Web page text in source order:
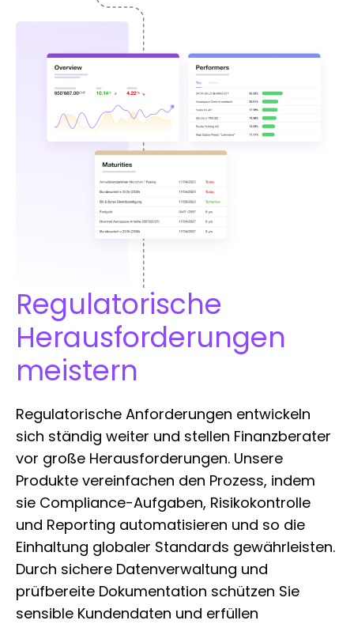
Regulatorische
Herausforderungen
meistern
Regulatorische Anforderungen entwickeln
sich ständig weiter und stellen Finanzberater
vor große Herausforderungen. Unsere
Produkte vereinfachen den Prozess, indem
sie Compliance-Aufgaben, Risikokontrolle
und Reporting automatisieren und so die
Einhaltung globaler Standards gewährleisten.
Durch sichere Datenverwaltung und
prüfbereite Dokumentation schützen Sie
sensible Kundendaten und erfüllen